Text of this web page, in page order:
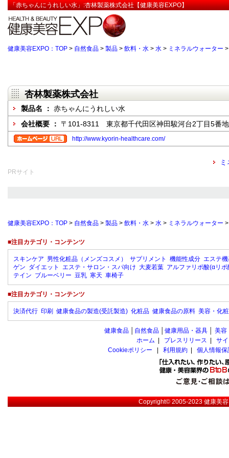
「赤ちゃんにうれしい水」:杏林製薬株式会社【健康美容EXPO】
健康美容EXPO：TOP > 自然食品 > 製品 > 飲料・水 > 水 > ミネラルウォーター
杏林製薬株式会社
製品名 ： 赤ちゃんにうれしい水
会社概要 ： 〒101-8311 東京都千代田区神田駿河台2丁目5番地
http://www.kyorin-healthcare.com/
PRサイト
健康美容EXPO：TOP > 自然食品 > 製品 > 飲料・水 > 水 > ミネラルウォーター
■注目カテゴリ・コンテンツ
スキンケア 男性化粧品（メンズコスメ） サプリメント 機能性成分 エステ
ゲン ダイエット エステ・サロン・スパ向け 大麦若葉 アルファリポ酸(αリポ
テイン ブルーベリー 豆乳 寒天 車椅子
■注目カテゴリ・コンテンツ
決済代行 印刷 健康食品の製造(受託製造) 化粧品 健康食品の原料 美容・化
健康食品 自然食品 健康用品・器具 美容
ホーム
プレスリリース
サ
Cookieポリシー
利用規約 個人情報
Copyright© 2005-2023健康美